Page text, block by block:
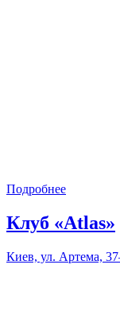
Подробнее
Клуб «Atlas»
Киев, ул. Артема,